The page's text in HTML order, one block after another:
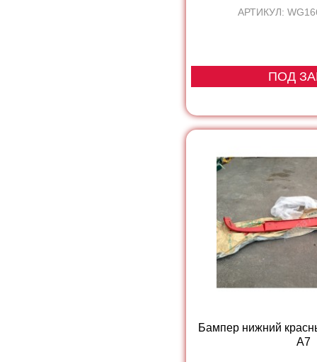
АРТИКУЛ:
ПОД
Бампер нижний
A7